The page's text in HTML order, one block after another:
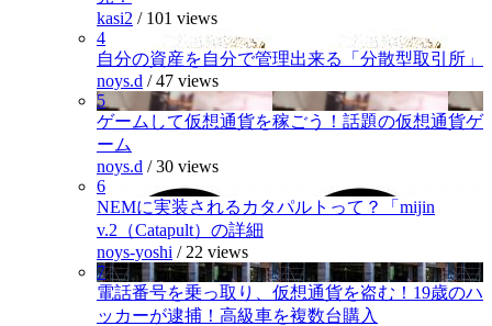
kasi2 / 101 views
4
自分の資産を自分で管理出来る「分散型取引所」
noys.d /47 views
5
ゲームして仮想通貨を稼ごう！話題の仮想通貨ゲ
ーム
noys.d /30 views
6
NEMに実装されるカタパルトって？「mijin
v.2（Catapult）の詳細
noys-yoshi / 22 views
7
電話番号を乗っ取り、仮想通貨を盗む！19歳のハ
ッカーが逮捕！高級車を複数台購入